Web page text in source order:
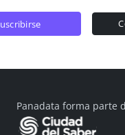
suscribirse
Panadata forma parte